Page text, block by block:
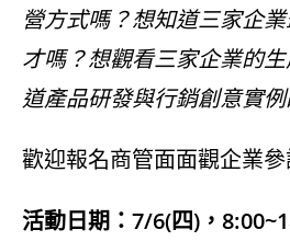
營方式嗎？想知道三家企
才嗎？想觀看三家企業的
道產品研發與行銷創意實
歡迎報名商管面面觀企業參
活動日期：7/6(四)，